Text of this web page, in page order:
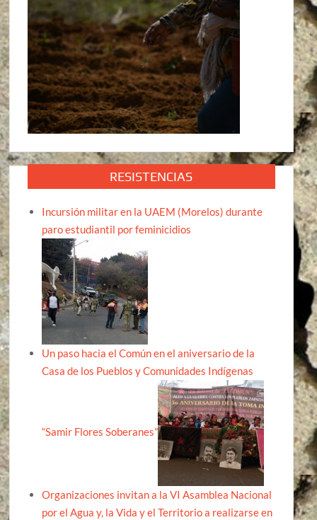
RESISTENCIAS
Incursión militar en la UAEM (Morelos) durante
paro estudiantil por feminicidios
Un paso hacia el Común en el aniversario de la
Casa de los Pueblos y Comunidades Indígenas
“Samir Flores Soberanes”
Organizaciones invitan a la VI Asamblea Nacional
por el Agua y, la Vida y el Territorio a realizarse en